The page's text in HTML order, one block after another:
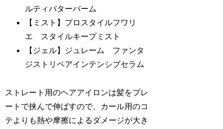
ルティバターバーム
【ミスト】プロスタイルフワリ
エ スタイルキープミスト
【ジェル】ジュレーム ファンタ
ジストリペアインテンシブセラム
ストレート用のヘアアイロンは髪をプレ
ートで挟んで伸ばすので、カール用のコ
テよりも熱や摩擦によるダメージが大き